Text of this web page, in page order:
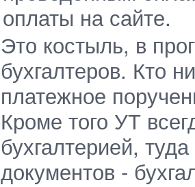
оплаты на сайте.
Это костыль, в
бухгалтеров. Кто
платежное
Кроме того УТ
бухгалтерией,
документов -